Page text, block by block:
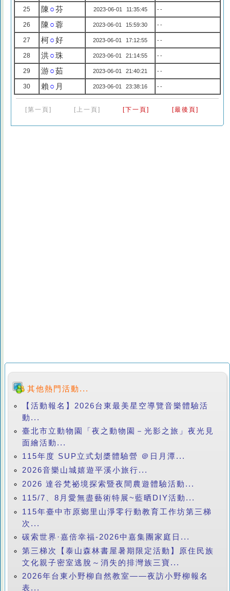
25 陳 ○芬 2023-06-01 11:35:45 --
26 陳 ○蓉 2023-06-01 15:59:30 --
27 柯○好 2023-06-01 17:12:55 --
28 洪○珠 2023-06-01 21:14:55 --
29 游○茹 2023-06-01 21:40:21 --
30 賴 ○ 月 2023-06-01 23:38:16 --
[第一頁] [上一頁] [下一頁] [最後頁]
其他熱門活動...
【活動報名】2026台東最美星空導覽音樂體驗活
動...
臺北市立動物園「夜之動物園－光影之旅」夜光見
面繪活動...
115年度 SUP立式划槳體驗營 ＠日月潭...
2026音樂山城嬉遊平溪小旅行...
2026 達谷梵祕境探索暨夜間農遊體驗活動...
115/7、8月愛無盡藝術特展~藍晒DIY活動...
115年臺中市原鄉里山淨零行動教育工作坊第三梯
次...
碳索世界·嘉倍幸福-2026中嘉集團家庭日...
第三梯次【泰山森林書屋暑期限定活動】原住民族
文化親子密室逃脫～消失的排灣族三寶...
2026年台東小野柳自然教室——夜訪小野柳報名
表...